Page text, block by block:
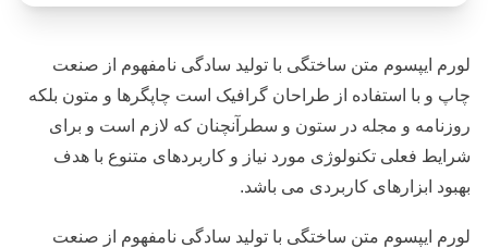
لورم ایپسوم متن ساختگی با تولید سادگی نامفهوم از صنعت
چاپ و با استفاده از طراحان گرافیک است چاپگرها و متون بلکه
روزنامه و مجله در ستون و سطرآنچنان که لازم است و برای
شرایط فعلی تکنولوژی مورد نیاز و کاربردهای متنوع با هدف
بهبود ابزارهای کاربردی می باشد.
لورم ایپسوم متن ساختگی با تولید سادگی نامفهوم از صنعت